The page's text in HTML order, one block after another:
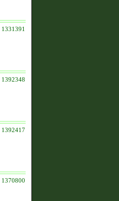
1331391
1392348
1392417
1370800